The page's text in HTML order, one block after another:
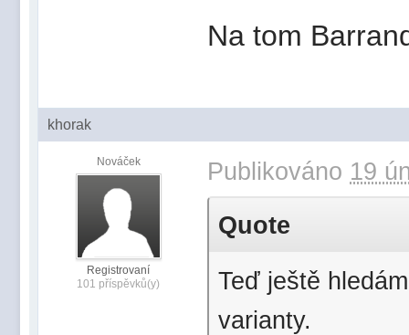
Na tom
khorak
Nováček
Registrovaní
101 příspěvků(y)
Publikováno 19
Quote
Teď ještě
varianty.